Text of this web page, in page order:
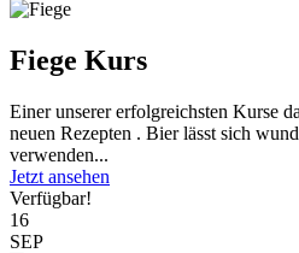
Fiege Kurs
Einer unserer erfolgreichsten Kurse
neuen Rezepten . Bier lässt sich
verwenden...
Jetzt ansehen
Verfügbar!
16
SEP